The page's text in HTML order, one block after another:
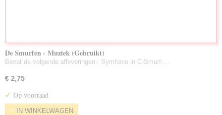
De Smurfen - Muziek (Gebruikt)
Bevat de volgende afleveringen:- Symfonie in C-Smurf-…
€ 2,75
✓ Op voorraad
IN WINKELWAGEN